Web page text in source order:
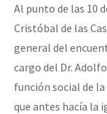
Al punto de las 10
Cristóbal de las
general del
cargo del Dr.
función social de
que antes hacía la